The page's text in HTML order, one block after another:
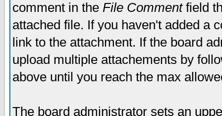
comment in the File Commentfield
attached file. If you haven't added a
link to the attachment. If the board
upload multiple attachements by
above until you reach the max
The board administrator sets an